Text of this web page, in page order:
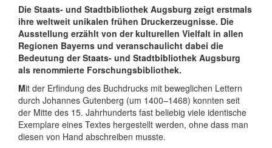
Die Staats- und Stadtbibliothek Augsburg zeigt erstmals
ihre weltweit unikalen frühen Druckerzeugnisse. Die
Ausstellung erzählt von der kulturellen Vielfalt in allen
Regionen Bayerns und veranschaulicht dabei die
Bedeutung der Staats- und Stadtbibliothek Augsburg
als renommierte Forschungsbibliothek.
Mit der Erfindung des Buchdrucks mit beweglichen Lettern
durch Johannes Gutenberg (um 1400–1468) konnten seit
der Mitte des 15. Jahrhunderts fast beliebig viele identische
Exemplare eines Textes hergestellt werden, ohne dass man
diesen von Hand abschreiben musste.